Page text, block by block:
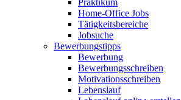
Praktikum
Home-Office Jobs
Tätigkeitsbereiche
Jobsuche
Bewerbungstipps
Bewerbung
Bewerbungsschreiben
Motivationsschreiben
Lebenslauf